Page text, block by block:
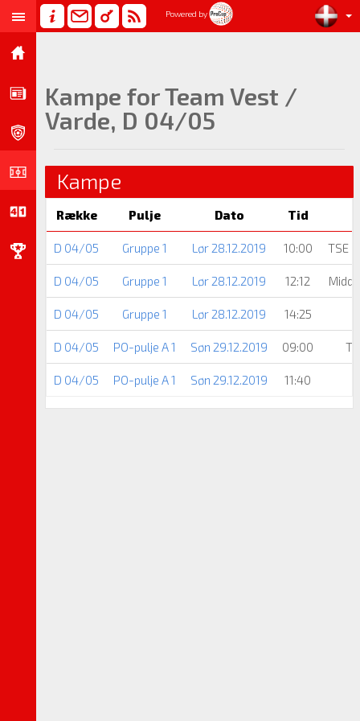
Powered by
Kampe for Team Vest /
Varde, D 04/05
Kampe
Række Pulje Dato Tid
D 04/05 Gruppe 1 Lør 28.12.2019 10:00 TSE -
D 04/05 Gruppe 1 Lør 28.12.2019 12:12
D 04/05 Gruppe 1 Lør 28.12.2019 14:25
D 04/05 PO-pulje A 1 Søn 29.12.2019 09:00
D 04/05 PO-pulje A 1 Søn 29.12.2019 11:40